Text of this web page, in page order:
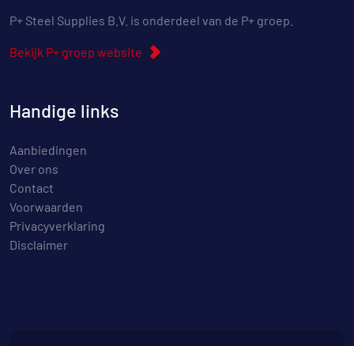
P+ Steel Supplies B.V. is onderdeel van de P+ groep.
Bekijk P+ groep website
Handige links
Aanbiedingen
Over ons
Contact
Voorwaarden
Privacyverklaring
Disclaimer